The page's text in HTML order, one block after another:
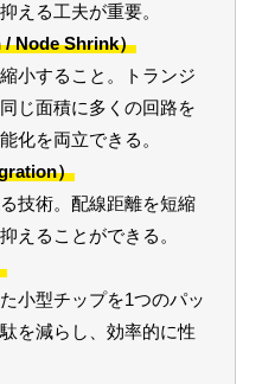
える工夫が重要。
Node Shrink）
小すること。トランジ
じ面積に多くの回路を
化を両立できる。
）
技術。配線距離を短縮
えることができる。
小型チップを1つのパッ
を減らし、効率的に性